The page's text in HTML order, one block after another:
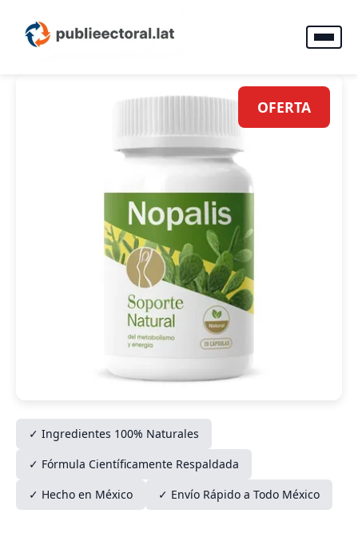
OFERTA
✓ Ingredientes 100% Naturales
✓ Fórmula Científicamente Respaldada
✓ Hecho en México
✓ Envío Rápido a Todo México